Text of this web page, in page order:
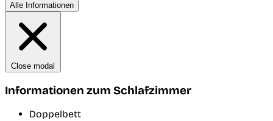
Alle Informationen
Close modal
Informationen zum Schlafzimmer
Doppelbett